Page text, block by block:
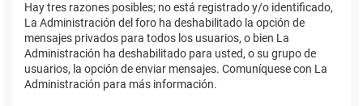
Hay tres razones posibles; no está registrado y/o identificado,
La Administración del foro ha deshabilitado la opción de
mensajes privados para todos los usuarios, o bien La
Administración ha deshabilitado para usted, o su grupo de
usuarios, la opción de enviar mensajes. Comuníquese con La
Administración para más información.